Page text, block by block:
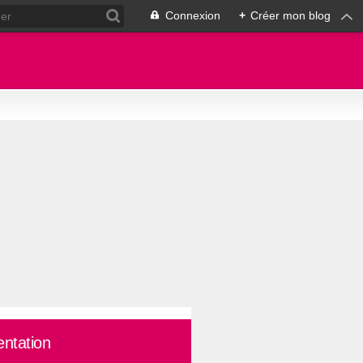
Connexion + Créer mon blog